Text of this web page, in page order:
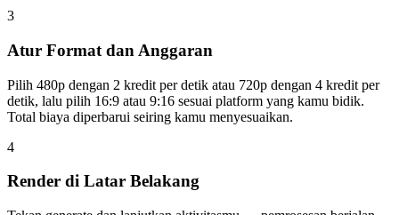
3
Atur Format dan Anggaran
Pilih 480p dengan 2 kredit per detik atau 720p dengan 4 kredit per
detik, lalu pilih 16:9 atau 9:16 sesuai platform yang kamu bidik.
Total biaya diperbarui seiring kamu menyesuaikan.
4
Render di Latar Belakang